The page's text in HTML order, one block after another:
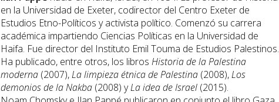
en la Universidad de Exeter, codirector del Centro Exeter de
Estudios Etno-Políticos y activista político. Comenzó su carrera
académica impartiendo Ciencias Políticas en la Universidad de
Haifa. Fue director del Instituto Emil Touma de Estudios Palestinos.
Ha publicado, entre otros, los libros Historia de la Palestina
moderna (2007),La limpieza étnica de Palestina (2008),Los
demonios de la Nakba (2008) yLa idea de Israel (2015).